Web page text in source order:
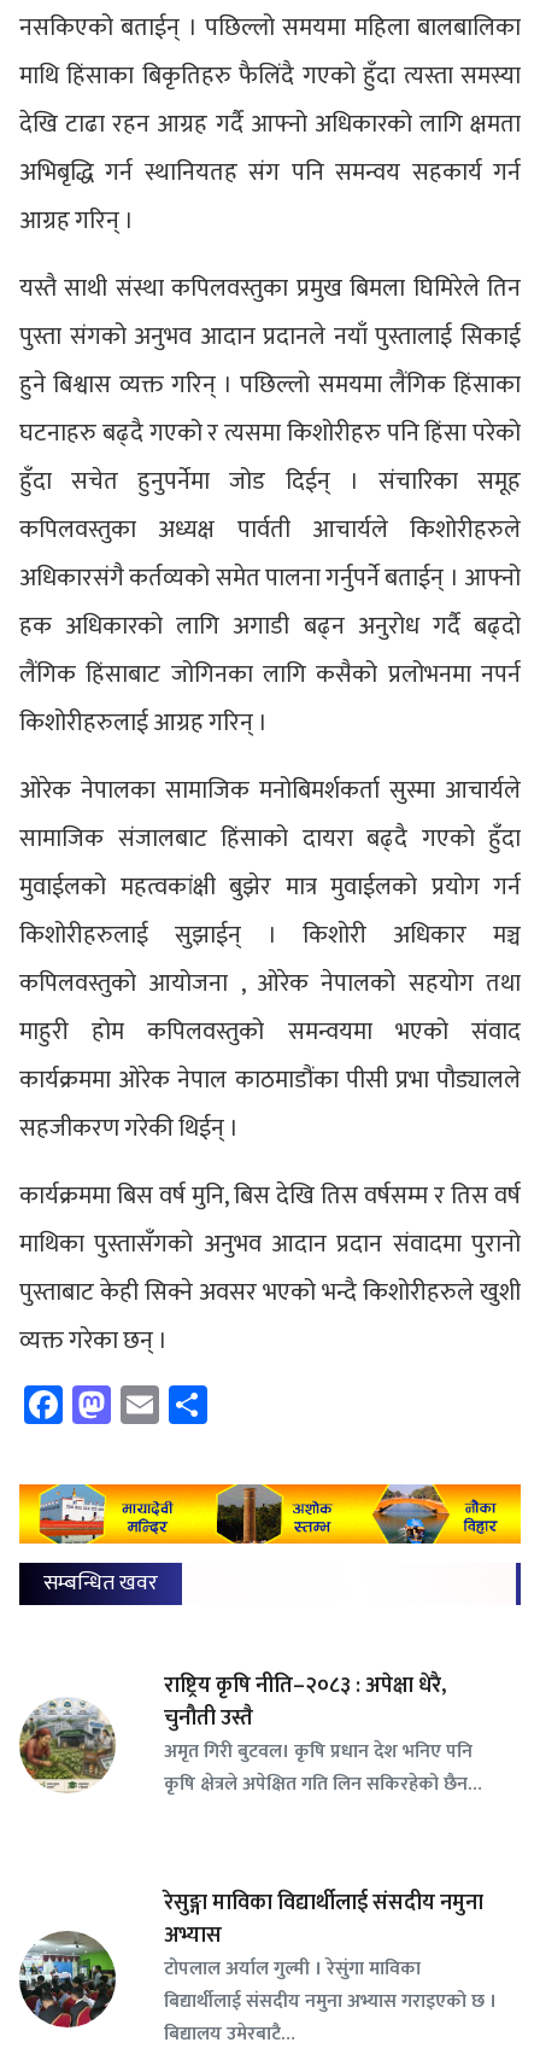
नसकिएको बताईन् । पछिल्लो समयमा महिला बालबालिका
माथि हिंसाका बिकृतिहरु फैलिंदै गएको हुँदा त्यस्ता समस्या
देखि टाढा रहन आग्रह गर्दै आफ्नो अधिकारको लागि क्षमता
अभिबृद्धि गर्न स्थानियतह संग पनि समन्वय सहकार्य गर्न
आग्रह गरिन् ।
यस्तै साथी संस्था कपिलवस्तुका प्रमुख बिमला घिमिरेले तिन
पुस्ता संगको अनुभव आदान प्रदानले नयाँ पुस्तालाई सिकाई
हुने बिश्वास व्यक्त गरिन् । पछिल्लो समयमा लैंगिक हिंसाका
घटनाहरु बढ्दै गएको र त्यसमा किशोरीहरु पनि हिंसा परेको
हुँदा सचेत हुनुपर्नेमा जोड दिईन् । संचारिका समूह
कपिलवस्तुका अध्यक्ष पार्वती आचार्यले किशोरीहरुले
अधिकारसंगै कर्तव्यको समेत पालना गर्नुपर्ने बताईन् । आफ्नो
हक अधिकारको लागि अगाडी बढ्न अनुरोध गर्दै बढ्दो
लैंगिक हिंसाबाट जोगिनका लागि कसैको प्रलोभनमा नपर्न
किशोरीहरुलाई आग्रह गरिन् ।
ओरेक नेपालका सामाजिक मनोबिमर्शकर्ता सुस्मा आचार्यले
सामाजिक संजालबाट हिंसाको दायरा बढ्दै गएको हुँदा
मुवाईलको महत्वकांक्षी बुझेर मात्र मुवाईलको प्रयोग गर्न
किशोरीहरुलाई सुझाईन् । किशोरी अधिकार मञ्च
कपिलवस्तुको आयोजना , ओरेक नेपालको सहयोग तथा
माहुरी होम कपिलवस्तुको समन्वयमा भएको संवाद
कार्यक्रममा ओरेक नेपाल काठमाडौंका पीसी प्रभा पौड्यालले
सहजीकरण गरेकी थिईन् ।
कार्यक्रममा बिस वर्ष मुनि, बिस देखि तिस वर्षसम्म र तिस वर्ष
माथिका पुस्तासँगको अनुभव आदान प्रदान संवादमा पुरानो
पुस्ताबाट केही सिक्ने अवसर भएको भन्दै किशोरीहरुले खुशी
व्यक्त गरेका छन् ।
Facebook
Mastodon
Email
सम्बन्धित खवर
राष्ट्रिय कृषि नीति–२०८३ : अपेक्षा धेरै,
चुनौती उस्तै
अमृत गिरी बुटवल। कृषि प्रधान देश भनिए पनि
कृषि क्षेत्रले अपेक्षित गति लिन सकिरहेको छैन…
रेसुङ्गा माविका विद्यार्थीलाई संसदीय नमुना
अभ्यास
टोपलाल अर्याल गुल्मी । रेसुंगा माविका
बिद्यार्थीलाई संसदीय नमुना अभ्यास गराइएको छ ।
बिद्यालय उमेरबाटै…